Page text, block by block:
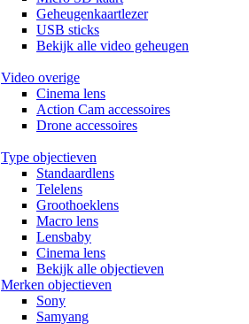
Geheugenkaartlezer
USB sticks
Bekijk alle video geheugen
Video overige
Cinema lens
Action Cam accessoires
Drone accessoires
Type objectieven
Standaardlens
Telelens
Groothoeklens
Macro lens
Lensbaby
Cinema lens
Bekijk alle objectieven
Merken objectieven
Sony
Samyang